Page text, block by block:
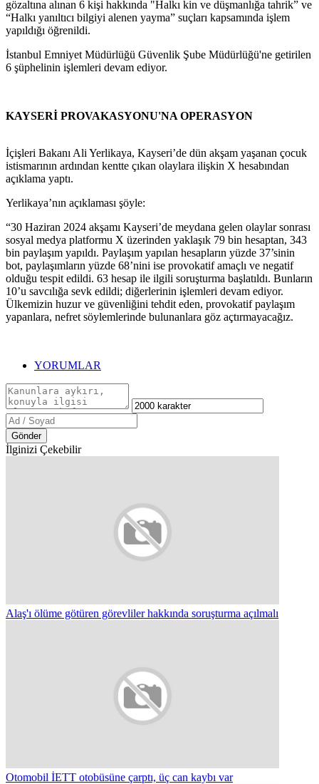
gözaltına alınan 6 kişi hakkında "Halkı kin ve düşmanlığa tahrik” ve
“Halkı yanıltıcı bilgiyi alenen yayma” suçları kapsamında işlem
yapıldığı öğrenildi.
İstanbul Emniyet Müdürlüğü Güvenlik Şube Müdürlüğü'ne getirilen
6 şüphelinin işlemleri devam ediyor.
KAYSERİ PROVAKASYONU'NA OPERASYON
İçişleri Bakanı Ali Yerlikaya, Kayseri’de dün akşam yaşanan çocuk
istismarının ardından kentte çıkan olaylara ilişkin X hesabından
açıklama yaptı.
Yerlikaya’nın açıklaması şöyle:
“30 Haziran 2024 akşamı Kayseri’de meydana gelen olaylar sonrası
sosyal medya platformu X üzerinden yaklaşık 79 bin hesaptan, 343
bin paylaşım yapıldı. Paylaşım yapılan hesapların yüzde 37’sinin
bot, paylaşımların yüzde 68’nini ise provokatif amaçlı ve negatif
olduğu tespit edildi. 63 hesap ile ilgili soruşturma başlatıldı. Bunların
10’u savcılığa sevk edildi; diğerlerinin işlemleri devam ediyor.
Ülkemizin huzur ve güvenliğini tehdit eden, provokatif paylaşım
yapanlara, nefret söylemlerinde bulunanlara göz açtırmayacağız.
YORUMLAR
Gönder
İlginizi Çekebilir
Alaş'ı ölüme götüren görevliler hakkında soruşturma açılmalı
Otomobil İETT otobüsüne çarptı, üç can kaybı var